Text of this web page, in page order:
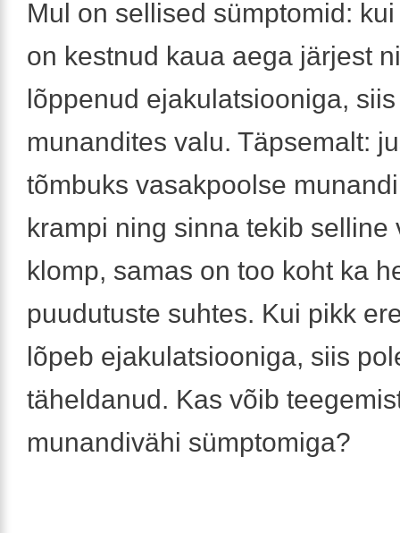
Mul on sellised sümptomid:
on kestnud kaua aega järjest
lõppenud ejakulatsiooniga,
munandites valu. Täpsemalt:
tõmbuks vasakpoolse
krampi ning sinna tekib selline
klomp, samas on too koht ka
puudutuste suhtes. Kui pikk
lõpeb ejakulatsiooniga, siis
täheldanud. Kas võib
munandivähi sümptomiga?